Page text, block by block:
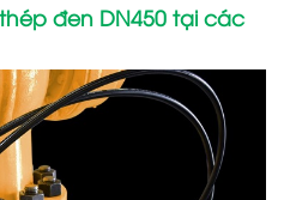
đen DN450 tại các